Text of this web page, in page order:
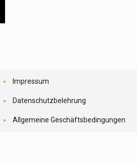
Impressum
Datenschutzbelehrung
Allgemeine Geschäftsbedingungen